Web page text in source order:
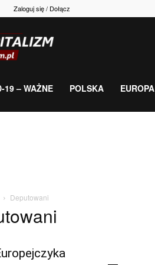
Zaloguj się / Dołącz
gospodarka,
19 – WAŻNE POLSKA EUROPA
Deputowani